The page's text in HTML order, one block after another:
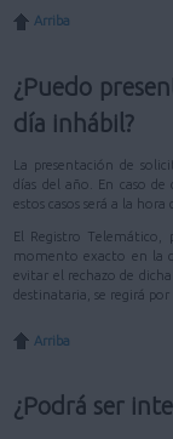
Arriba
¿Puedo
día inhábil?
La presentación de
días del año. En caso
estos casos será a la
El Registro Telemático,
momento exacto en la
evitar el rechazo de
destinataria, se regirá
Arriba
¿Podrá ser